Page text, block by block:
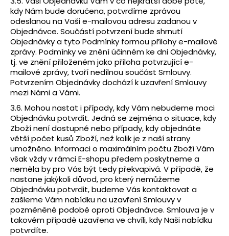
kdy Nám bude doručena, potvrdíme zprávou
odeslanou na Vaši e-mailovou adresu zadanou v
Objednávce. Součástí potvrzení bude shrnutí
Objednávky a tyto Podmínky formou přílohy e-mailové
zprávy. Podmínky ve znění účinném ke dni Objednávky,
tj. ve znění přiloženém jako příloha potvrzující e-
mailové zprávy, tvoří nedílnou součást Smlouvy.
Potvrzením Objednávky dochází k uzavření Smlouvy
mezi Námi a Vámi.
3.6. Mohou nastat i případy, kdy Vám nebudeme moci
Objednávku potvrdit. Jedná se zejména o situace, kdy
Zboží není dostupné nebo případy, kdy objednáte
větší počet kusů Zboží, než kolik je z naší strany
umožněno. Informaci o maximálním počtu Zboží Vám
však vždy v rámci E-shopu předem poskytneme a
neměla by pro Vás být tedy překvapivá. V případě, že
nastane jakýkoli důvod, pro který nemůžeme
Objednávku potvrdit, budeme Vás kontaktovat a
zašleme Vám nabídku na uzavření Smlouvy v
pozměněné podobě oproti Objednávce. Smlouva je v
takovém případě uzavřena ve chvíli, kdy Naši nabídku
potvrdíte.